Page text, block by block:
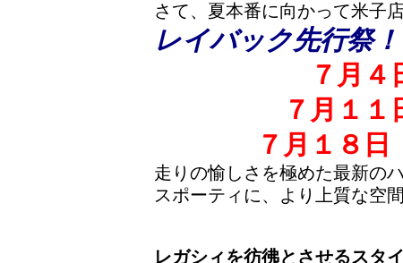
さて、夏本番に向かって米子
レイバック先行祭
７月４
７月１１
７月１８日
走りの愉しさを極めた最新の
スポーティに、より上質な空
レガシィを彷彿とさせるスタ